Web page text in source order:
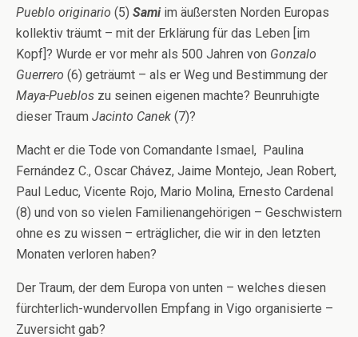
Pueblo originario (5) Samiim äußersten Norden Europas
kollektiv träumt – mit der Erklärung für das Leben [im
Kopf]? Wurde er vor mehr als 500 Jahren von Gonzalo
Guerrero (6) geträumt – als er Weg und Bestimmung der
Maya-Pueblos zu seinen eigenen machte? Beunruhigte
dieser Traum Jacinto Canek (7)?
Macht er die Tode von Comandante Ismael, Paulina
Fernández C., Oscar Chávez, Jaime Montejo, Jean Robert,
Paul Leduc, Vicente Rojo, Mario Molina, Ernesto Cardenal
(8) und von so vielen Familienangehörigen – Geschwistern
ohne es zu wissen – erträglicher, die wir in den letzten
Monaten verloren haben?
Der Traum, der dem Europa von unten – welches diesen
fürchterlich-wundervollen Empfang in Vigo organisierte –
Zuversicht gab?